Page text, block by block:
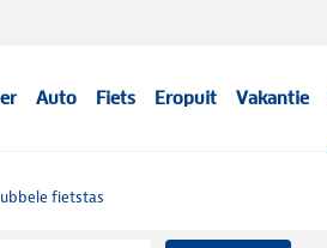
Auto Fiets Eropuit Vakantie
fietstas